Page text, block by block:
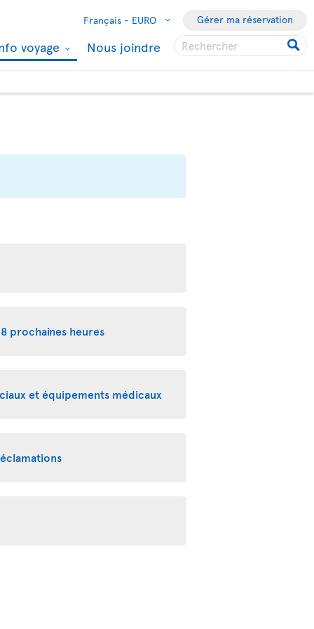
Français - EURO Gérer ma réservation
voyage Nous joindre
prochaines heures
et équipements médicaux